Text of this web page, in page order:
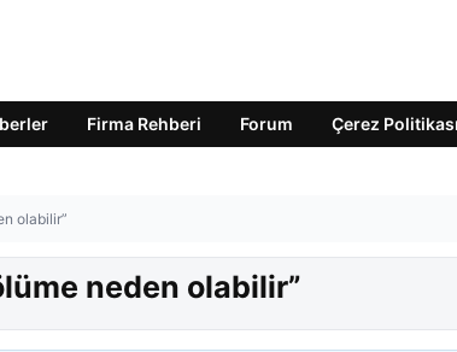
Firma Rehberi Forum Çerez Politikası
olabilir”
neden olabilir”